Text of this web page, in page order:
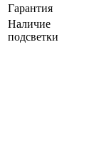
Гарантия
Наличие
подсветки